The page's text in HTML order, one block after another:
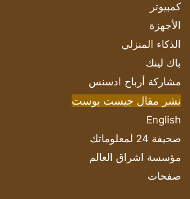
كمبيوتر
الأجهزة
الذكاء المنزلي
باك لينك
مشاركة أرباح ادسنس
نشر مقال جيست بوست
English
صحيفة 24 لمعلوماتك
مؤسسة اشراق العالم
صفحات